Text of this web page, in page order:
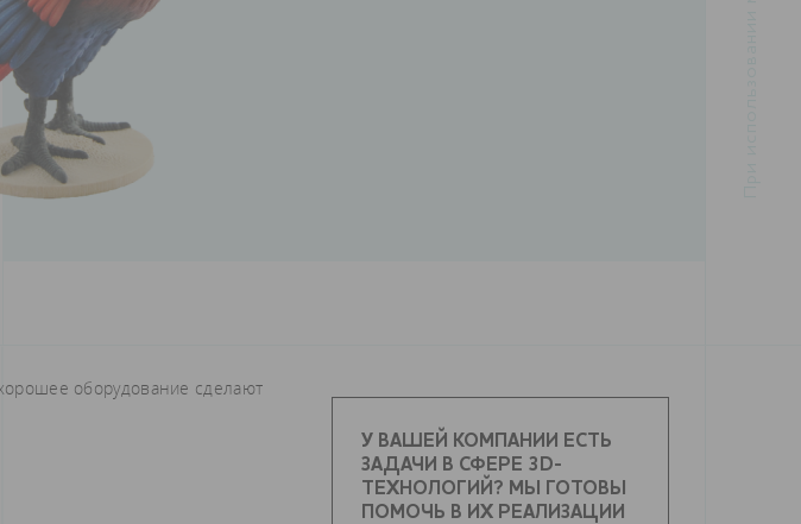
оборудование сделают
У ВАШЕЙ КОМПАНИИ ЕСТЬ
ЗАДАЧИ В СФЕРЕ 3D-
ТЕХНОЛОГИЙ? МЫ ГОТОВЫ
ПОМОЧЬ В ИХ РЕАЛИЗАЦИИ